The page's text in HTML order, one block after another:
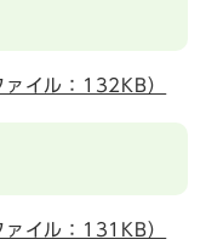
イル：132KB）
イル：131KB）